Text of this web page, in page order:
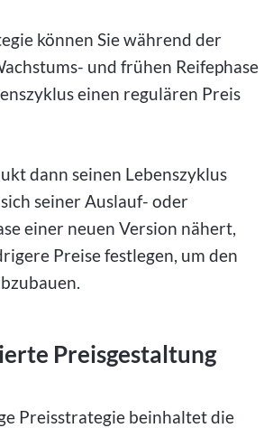
können Sie während der
und frühen Reifephase
einen regulären Preis
dann seinen Lebenszyklus
seiner Auslauf- oder
einer neuen Version nähert,
Preise festlegen, um den
Preisgestaltung
Preisstrategie beinhaltet die